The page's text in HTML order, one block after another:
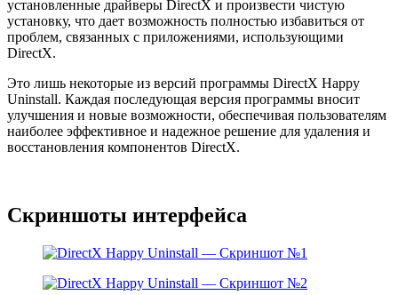
установленные драйверы DirectX и произвести чистую
установку, что дает возможность полностью избавиться от
проблем, связанных с приложениями, использующими
DirectX.
Это лишь некоторые из версий программы DirectX Happy
Uninstall. Каждая последующая версия программы вносит
улучшения и новые возможности, обеспечивая пользователям
наиболее эффективное и надежное решение для удаления и
восстановления компонентов DirectX.
Скриншоты интерфейса